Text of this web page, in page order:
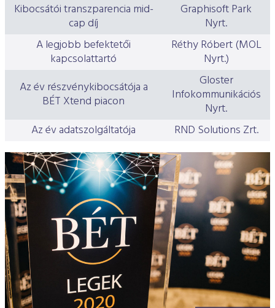
Kibocsátói transzparencia mid-
cap díj
Graphisoft Park
Nyrt.
A legjobb befektetői
kapcsolattartó
Réthy Róbert (MOL
Nyrt.)
Az év részvénykibocsátója a
BÉT Xtend piacon
Gloster
Infokommunikációs
Nyrt.
Az év adatszolgáltatója
RND Solutions Zrt.